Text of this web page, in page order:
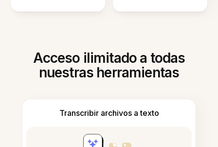
Acceso ilimitado a todas
nuestras herramientas
Transcribir archivos a texto